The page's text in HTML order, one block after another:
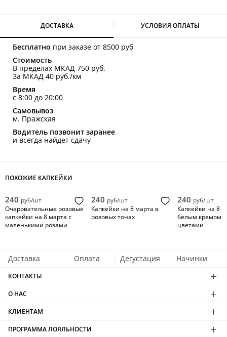
ДОСТАВКА УСЛОВИЯ ОПЛАТЫ
Бесплатно при заказе от 8500 руб
Стоимость
В пределах МКАД 750 руб.
За МКАД 40 руб./км
Время
с 8:00 до 20:00
Самовывоз
м. Пражская
Водитель позвонит заранее
и всегда найдет сдачу
ПОХОЖИЕ КАПКЕЙКИ
240 руб/шт
Очаровательные розовые
капкейки на 8 марта с
маленькими розами
240 руб/шт
Капкейки на 8 марта в
розовых тонах
240 руб/шт
Капкейки на 8
белым кремом
цветами
Доставка Оплата Дегустация Начинки
КОНТАКТЫ
О НАС
КЛИЕНТАМ
ПРОГРАММА ЛОЯЛЬНОСТИ